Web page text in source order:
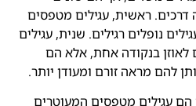
דרכים. ראשית, עגילים מטפסים
נופלים רגילים. שנית, עגילים
לאוזן בנקודה אחת, אלא הם
להם מראה זורם ומעודן יותר.
הם עגילים מטפסים המעוטרים